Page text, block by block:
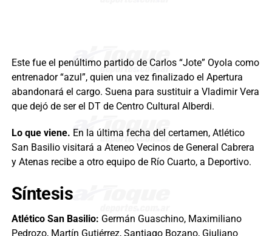
Este fue el penúltimo partido de Carlos “Jote” Oyola como
entrenador “azul”, quien una vez finalizado el Apertura
abandonará el cargo. Suena para sustituir a Vladimir Vera
que dejó de ser el DT de Centro Cultural Alberdi.
Lo que viene. En la última fecha del certamen, Atlético
San Basilio visitará a Ateneo Vecinos de General Cabrera
y Atenas recibe a otro equipo de Río Cuarto, a Deportivo.
Síntesis
Atlético San Basilio: Germán Guaschino, Maximiliano
Pedrozo, Martín Gutiérrez, Santiago Bozano, Giuliano